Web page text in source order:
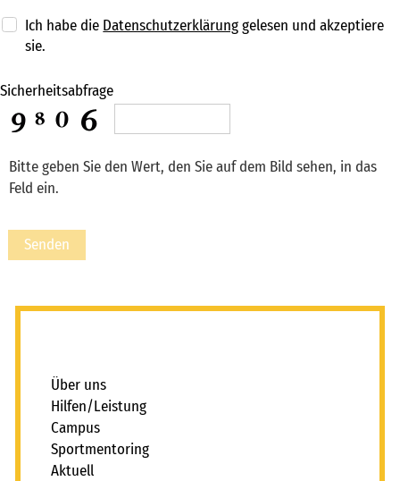
Newsletter
freie kapazitäten
FAIRMILIE
initiativbewerbung
Ich habe die Datenschutzerklärunggelesen und akzeptiere
sie.
Sicherheitsabfrage
Bitte geben Sie den Wert, den Sie auf dem Bild sehen, in das
Feld ein.
Senden
Über uns
Hilfen/Leistung
Campus
Sportmentoring
Aktuell